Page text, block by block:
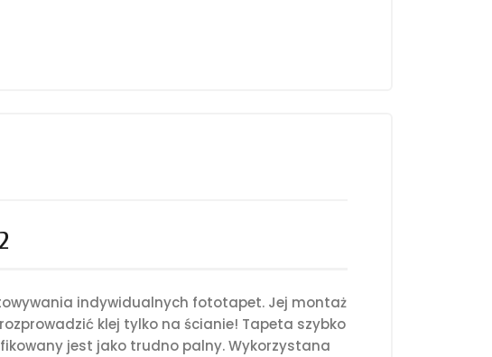
indywidualnych fototapet. Jej montaż
klej tylko na ścianie! Tapeta szybko
jest jako trudno palny. Wykorzystana